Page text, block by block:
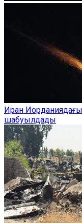
Иран
шабуылдады